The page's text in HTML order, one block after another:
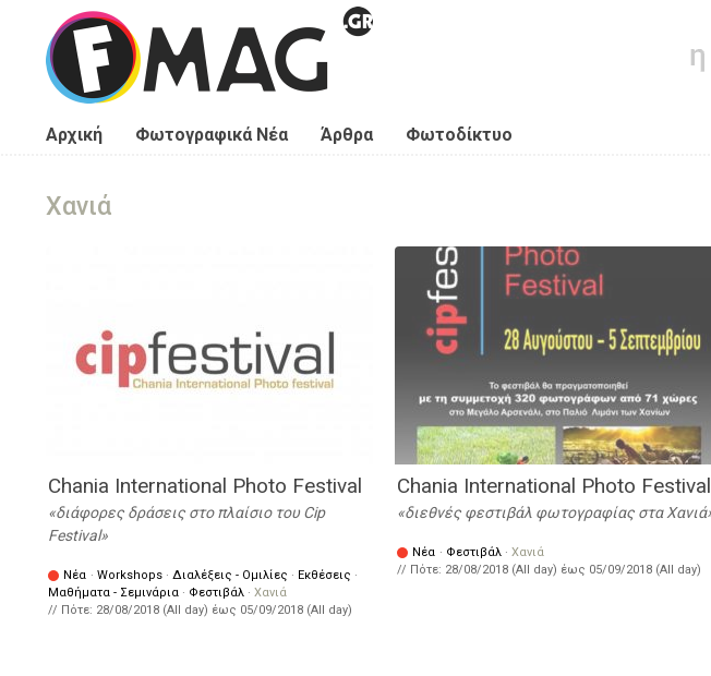
Παράκαμψη προς το κυρίως περιεχόμενο
Αρχική Φωτογραφικά Νέα Άρθρα Φωτοδίκτυο
Χανιά
Chania International Photo Festival
διάφορες δράσεις στο πλαίσιο του Cip
Festival
Νέα · Workshops · Διαλέξεις - Ομιλίες · Εκθέσεις ·
Μαθήματα - Σεμινάρια · Φεστιβάλ · Χανιά
// Πότε: 28/08/2018 (All day) έως 05/09/2018 (All day)
Chania International Photo Festival
διεθνές φεστιβάλ φωτογραφίας στα Χανιά
Νέα · Φεστιβάλ · Χανιά
// Πότε: 28/08/2018 (All day) έως 05/09/2018 (All day)